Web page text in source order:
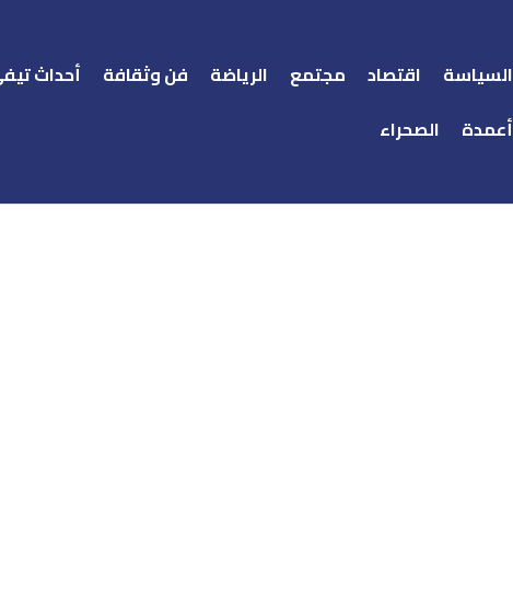
السياسة اقتصاد مجتمع الرياضة فن وثقافة أحداث
أعمدة
الصحراء